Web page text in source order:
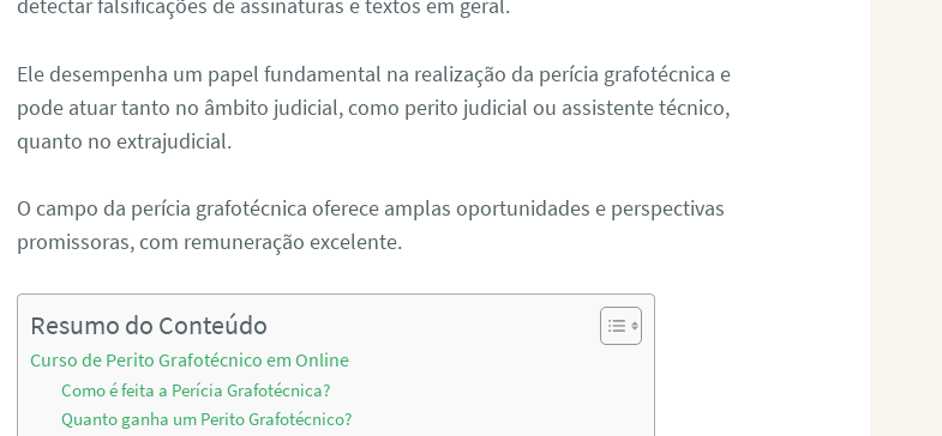
Ele desempenha um papel fundamental na realização da perícia grafotécnica e
pode atuar tanto no âmbito judicial, como perito judicial ou assistente técnico,
quanto no extrajudicial.
O campo da perícia grafotécnica oferece amplas oportunidades e perspectivas
promissoras, com remuneração excelente.
Resumo do Conteúdo
Curso de Perito Grafotécnico em Online
Como é feita a Perícia Grafotécnica?
Quanto ganha um Perito Grafotécnico?